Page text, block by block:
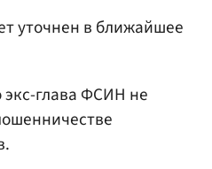
уточнен в ближайшее
экс-глава ФСИН не